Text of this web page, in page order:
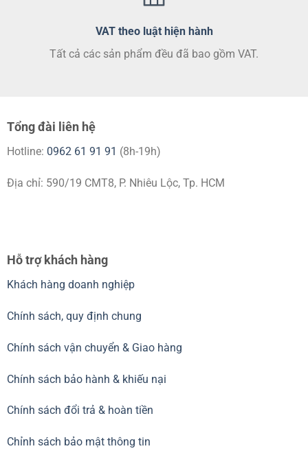
VAT theo luật hiện hành
Tất cả các sản phẩm đều đã bao gồm VAT.
Tổng đài liên hệ
Hotline: 0962 61 91 91 (8h-19h)
Địa chỉ: 590/19 CMT8, P. Nhiêu Lộc, Tp. HCM
Hỗ trợ khách hàng
Khách hàng doanh nghiệp
Chính sách, quy định chung
Chính sách vận chuyển & Giao hàng
Chính sách bảo hành & khiếu nại
Chính sách đổi trả & hoàn tiền
Chỉnh sách bảo mật thông tin